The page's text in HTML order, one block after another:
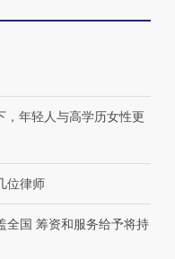
梅西上演帽子戏法
视线｜不
围棋失利
，年轻人与高学历女性更
位律师
全国 筹资和服务给予将持